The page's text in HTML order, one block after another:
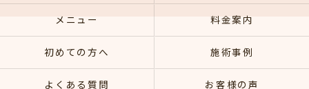
メニュー 料金案内
初めての方へ 施術事例
よくある質問 お客様の声